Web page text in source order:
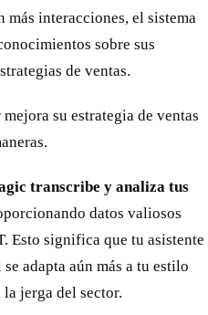
más interacciones, el sistema
sobre sus
de ventas.
su estrategia de ventas
transcribe y analiza tus
datos valiosos
Esto significa que tu asistente
adapta aún más a tu estilo
jerga del sector.